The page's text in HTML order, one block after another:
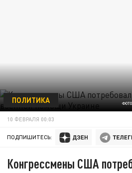
ПОЛИТИКА
10 ФЕВРАЛЯ 00:03
ПОДПИШИТЕСЬ:
Конгрессмены США